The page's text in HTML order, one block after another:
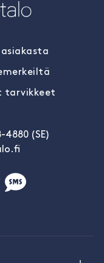
tarvikkeet
4880 (SE)